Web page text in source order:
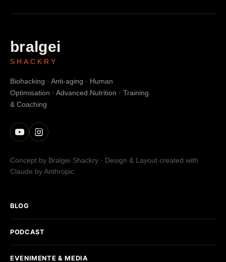
bralgei
SHACKRY
Biohacking · Anti-aging · Human
Optimisation · Advanced Nutrition · Training
& Coaching
Concept by Bralgei Shackry · Design & Layout created with
Claude by Anthropic
BLOG
PODCAST
EVENIMENTE & MEDIA